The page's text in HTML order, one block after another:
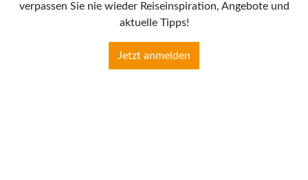
verpassen Sie nie wieder Reiseinspiration, Angebote und
aktuelle Tipps!
Jetzt anmelden